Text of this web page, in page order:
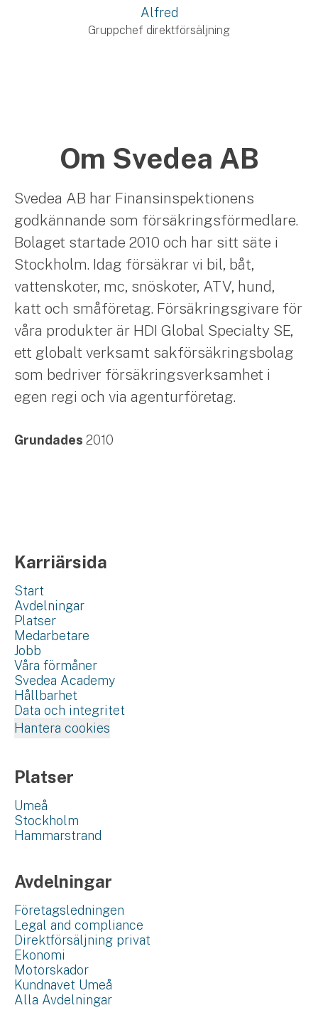
Alfred
Gruppchef direktförsäljning
Om Svedea AB
Svedea AB har Finansinspektionens
godkännande som försäkringsförmedlare.
Bolaget startade 2010 och har sitt säte i
Stockholm. Idag försäkrar vi bil, båt,
vattenskoter, mc, snöskoter, ATV, hund,
katt och småföretag. Försäkringsgivare för
våra produkter är HDI Global Specialty SE,
ett globalt verksamt sakförsäkringsbolag
som bedriver försäkringsverksamhet i
egen regi och via agenturföretag.
Grundades 2010
Karriärsida
Start
Avdelningar
Platser
Medarbetare
Jobb
Våra förmåner
Svedea Academy
Hållbarhet
Data och integritet
Hantera cookies
Platser
Umeå
Stockholm
Hammarstrand
Avdelningar
Företagsledningen
Legal and compliance
Direktförsäljning privat
Ekonomi
Motorskador
Kundnavet Umeå
Alla Avdelningar